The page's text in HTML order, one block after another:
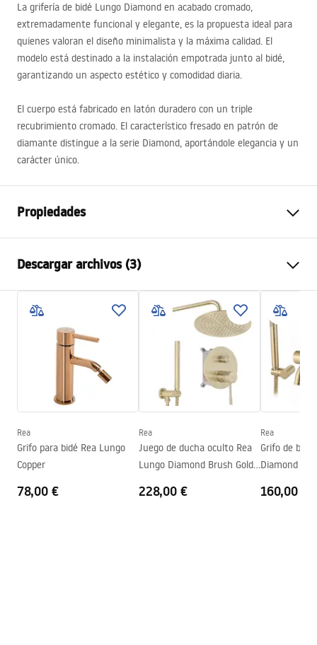
La grifería de bidé Lungo Diamond en acabado cromado,
extremadamente funcional y elegante, es la propuesta ideal para
quienes valoran el diseño minimalista y la máxima calidad. El
modelo está destinado a la instalación empotrada junto al bidé,
garantizando un aspecto estético y comodidad diaria.
El cuerpo está fabricado en latón duradero con un triple
recubrimiento cromado. El característico fresado en patrón de
diamante distingue a la serie Diamond, aportándole elegancia y un
carácter único.
Propiedades
Método de instalación
Color
Cromo
Tipo de caño
Fija
Material
Latón
Tecnología de recubrimiento
Chrome plating
Diámetro de la conexión
1/2 pulgada
Descargar archivos (3)
Instrucciones de montaje
Faucet.pdf
Warunki bezpieczeństwa
WARUNKI BEZPIECZENSTWA BATERIE.pdf
Condiciones de garantía
Warranty_Terms_and_Conditions_Faucets_-_5.pdf
Rea
Grifo para bidé Rea Lungo
Copper
78,00 €
Rea
Juego de ducha oculto Rea
Lungo Diamond Brush Gold
228,00 €
Rea
Grifo de
Diamond
160,00 €